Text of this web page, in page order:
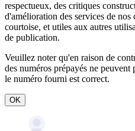
respectueux, des critiques
d'amélioration des services de nos
courtoise, et utiles aux autres
de publication.
Veuillez noter qu'en raison de
des numéros prépayés ne
le numéro fourni est correct.
OK